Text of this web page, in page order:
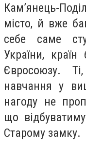
Кам’янець-
місто, й вже
себе саме
України,
Євросоюзу.
навчання у
нагоду не
що
Старому замку.